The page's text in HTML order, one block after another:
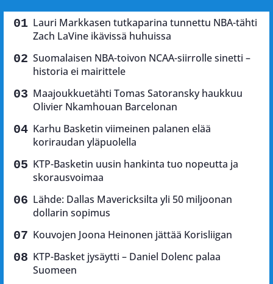
Lauri Markkasen tutkaparina tunnettu NBA-tähti
Zach LaVine ikävissä huhuissa
Suomalaisen NBA-toivon NCAA-siirrolle sinetti –
historia ei mairittele
Maajoukkuetähti Tomas Satoransky haukkuu
Olivier Nkamhouan Barcelonan
Karhu Basketin viimeinen palanen elää
koriraudan yläpuolella
KTP-Basketin uusin hankinta tuo nopeutta ja
skorausvoimaa
Lähde: Dallas Mavericksilta yli 50 miljoonan
dollarin sopimus
Kouvojen Joona Heinonen jättää Korisliigan
KTP-Basket jysäytti – Daniel Dolenc palaa
Suomeen